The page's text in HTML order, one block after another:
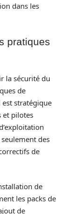
dans les
pratiques
la sécurité du
de
stratégique
et pilotes
des
de
de
les packs de
de